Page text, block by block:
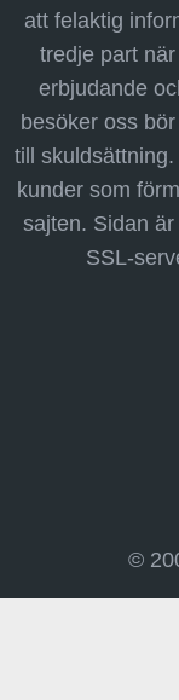
att felaktig
tredje part
erbjudande
besöker oss
till
kunder som
sajten. Sidan
SSL-
©